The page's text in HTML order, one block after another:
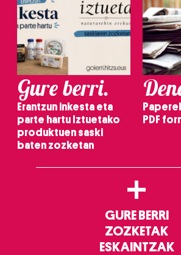
Gure berri.
Erantzun inkesta eta
parte hartu Iztuetako
produktuen saski
baten zozketan
PDF
+
GURE BERRI
ZOZKETAK
ESKAINTZAK